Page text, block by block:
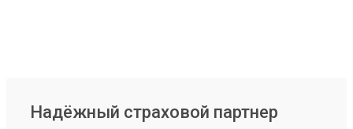
Надёжный страховой партнер